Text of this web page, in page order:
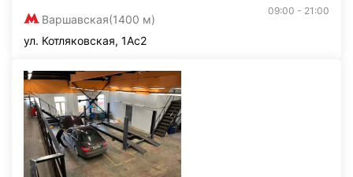
Варшавская(1400 м)
09:00 - 21:00
ул. Котляковская, 1Ас2